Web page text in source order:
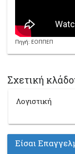
Πηγή: ΕΟΠΠΕΠ
Σχετική
Λογιστική
Είσαι